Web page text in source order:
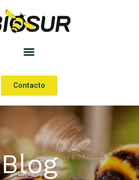
Contacto
Blog